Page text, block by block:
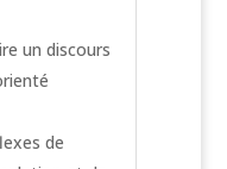
un discours
de